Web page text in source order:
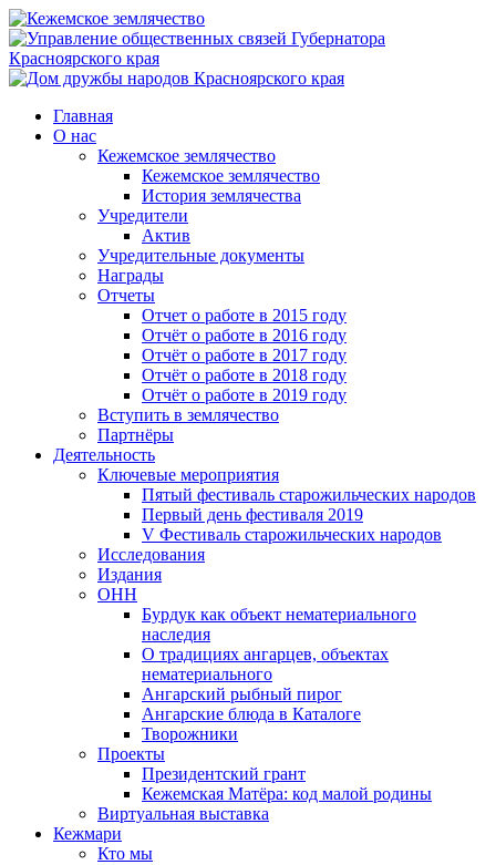
Главная
О нас
Кежемское землячество
Кежемское землячество
История землячества
Учредители
Актив
Учредительные документы
Награды
Отчеты
Отчет о работе в 2015 году
Отчёт о работе в 2016 году
Отчёт о работе в 2017 году
Отчёт о работе в 2018 году
Отчёт о работе в 2019 году
Вступить в землячество
Партнёры
Деятельность
Ключевые мероприятия
Пятый фестиваль старожильческих народов
Первый день фестиваля 2019
V Фестиваль старожильческих народов
Исследования
Издания
ОНН
Бурдук как объект нематериального
наследия
О традициях ангарцев, объектах
нематериального
Ангарский рыбный пирог
Ангарские блюда в Каталоге
Творожники
Проекты
Президентский грант
Кежемская Матёра: код малой родины
Виртуальная выставка
Кежмари
Кто мы